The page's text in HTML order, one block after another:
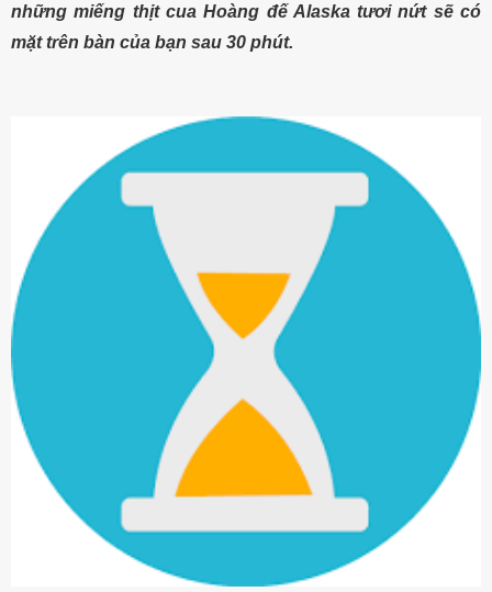
những miếng thịt cua Hoàng đế Alaska tươi nứt sẽ có
mặt trên bàn của bạn sau 30 phút.